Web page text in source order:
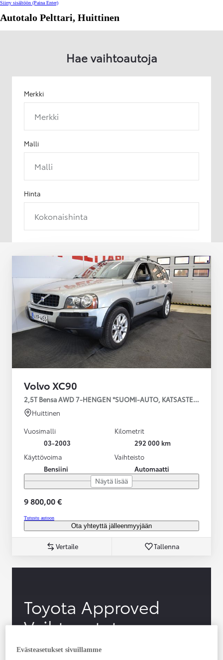
Siirry sisältöön (Paina Enter)
Autotalo Pelttari, Huittinen
Hae vaihtoautoja
Merkki
Merkki
Malli
Malli
Hinta
Kokonaishinta
Volvo XC90
2,5T Bensa AWD 7-HENGEN *SUOMI-AUTO, KATSASTETTU
Huittinen
Vuosimalli
03-2003
Kilometrit
292 000 km
Käyttövoima
Bensiini
Vaihteisto
Automaatti
Näytä lisää
9 800,00 €
Tutustu autoon
Ota yhteyttä jälleenmyyjään
Vertaile Tallenna
Toyota Approved
Vaihtoautot
Evästeasetukset sivuillamme